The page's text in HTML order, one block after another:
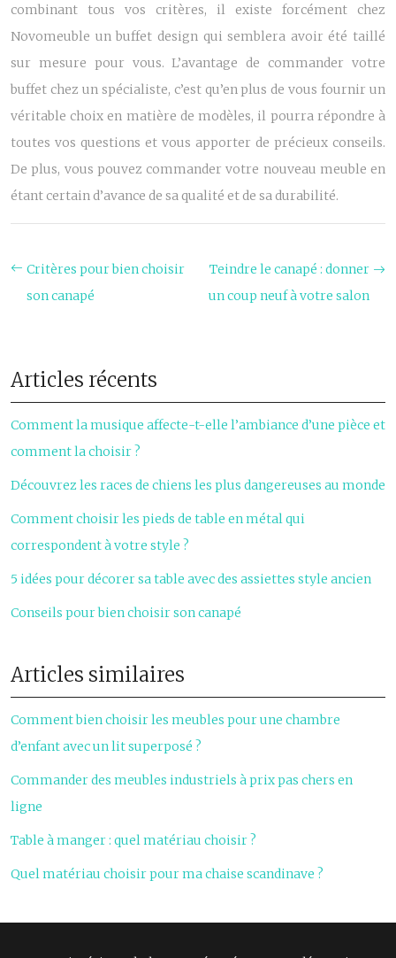
combinant tous vos critères, il existe forcément chez
Novomeuble unbuffet design qui semblera avoir été taillé
sur mesure pour vous. L’avantage de commander votre
buffet chez un spécialiste, c’est qu’en plus de vous fournir un
véritable choix en matière de modèles, il pourra répondre à
toutes vos questions et vous apporter de précieux conseils.
De plus, vous pouvez commander votre nouveau meuble en
étant certain d’avance de sa qualité et de sa durabilité.
Critères pour bien choisir
son canapé
Teindre le canapé : donner
un coup neuf à votre salon
Articles récents
Comment la musique affecte-t-elle l’ambiance d’une pièce et
comment la choisir ?
Découvrez les races de chiens les plus dangereuses au monde
Comment choisir les pieds de table en métal qui
correspondent à votre style ?
5 idées pour décorer sa table avec des assiettes style ancien
Conseils pour bien choisir son canapé
Articles similaires
Comment bien choisir les meubles pour une chambre
d’enfant avec un lit superposé ?
Commander des meubles industriels à prix pas chers en
ligne
Table à manger : quel matériau choisir ?
Quel matériau choisir pour ma chaise scandinave ?